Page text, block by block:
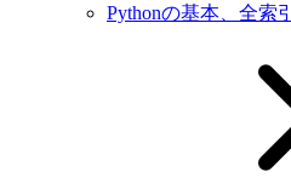
Pythonの基本、全索引